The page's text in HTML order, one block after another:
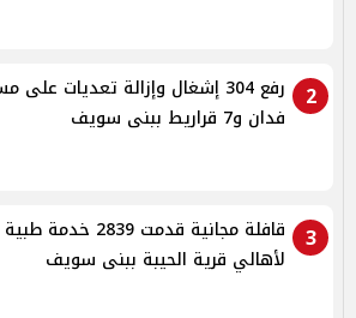
2
رفع 304 إشغال وإزالة تعديات على
فدان و7 قراريط ببنى سويف
3
قافلة مجانية قدمت 2839 خدمة طبية
لأهالي قرية الحيبة ببنى سويف